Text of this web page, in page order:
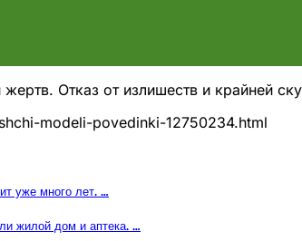
Отказ от излишеств и крайней
modeli-povedinki-12750234.html
уже много лет. …
жилой дом и аптека. …